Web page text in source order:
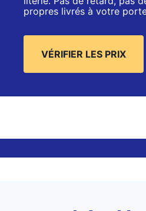
propres livrés à votre
VÉRIFIER LES PRIX